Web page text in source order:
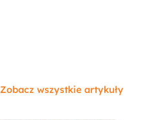
Zobacz wszystkie artykuły